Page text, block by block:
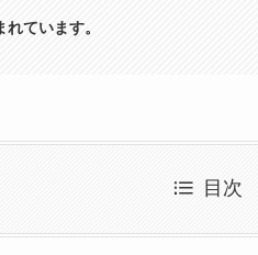
ています。
目次